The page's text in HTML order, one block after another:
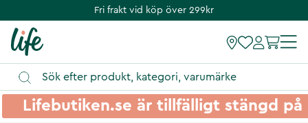
Fri frakt vid köp över 299kr
Lifebutiken.se är tillfälligt stängd